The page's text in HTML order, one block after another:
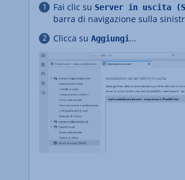
Fai clic su Server in uscita
barra di navigazione sulla
Clicca su Aggiungi...